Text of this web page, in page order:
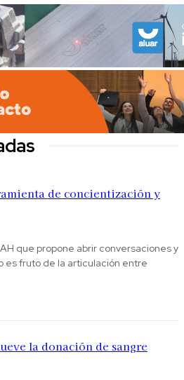
de concientización y
que propone abrir conversaciones y
es fruto de la articulación entre
la donación de sangre